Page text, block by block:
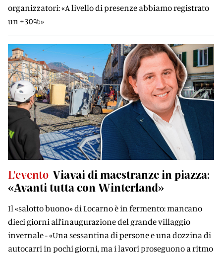
organizzatori: «A livello di presenze abbiamo registrato
un +30%»
L'evento Viavai di maestranze in piazza:
«Avanti tutta con Winterland»
Il «salotto buono» di Locarno è in fermento: mancano
dieci giorni all’inaugurazione del grande villaggio
invernale - «Una sessantina di persone e una dozzina di
autocarri in pochi giorni, ma i lavori proseguono a ritmo